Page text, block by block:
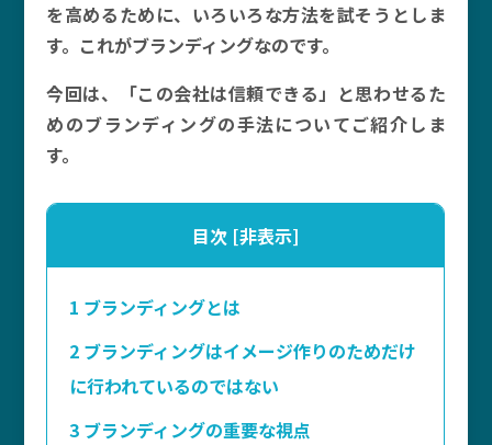
を高めるために、いろいろな方法を試そうとしま
す。これがブランディングなのです。
今回は、「この会社は信頼できる」と思わせるた
めのブランディングの手法についてご紹介しま
す。
目次 [非表示]
1 ブランディングとは
2 ブランディングはイメージ作りのためだけ
に行われているのではない
3 ブランディングの重要な視点